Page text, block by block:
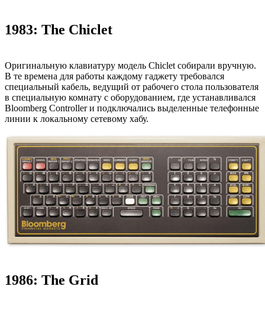
1983: The Chiclet
Оригинальную клавиатуру модель Chiclet собирали вручную.
В те времена для работы каждому гаджету требовался
специальный кабель, ведущий от рабочего стола пользователя
в специальную комнату с оборудованием, где устанавливался
Bloomberg Controller и подключались выделенные телефонные
линии к локальному сетевому хабу.
1986: The Grid